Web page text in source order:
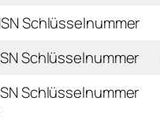
Schlüsselnummer
Schlüsselnummer
Schlüsselnummer